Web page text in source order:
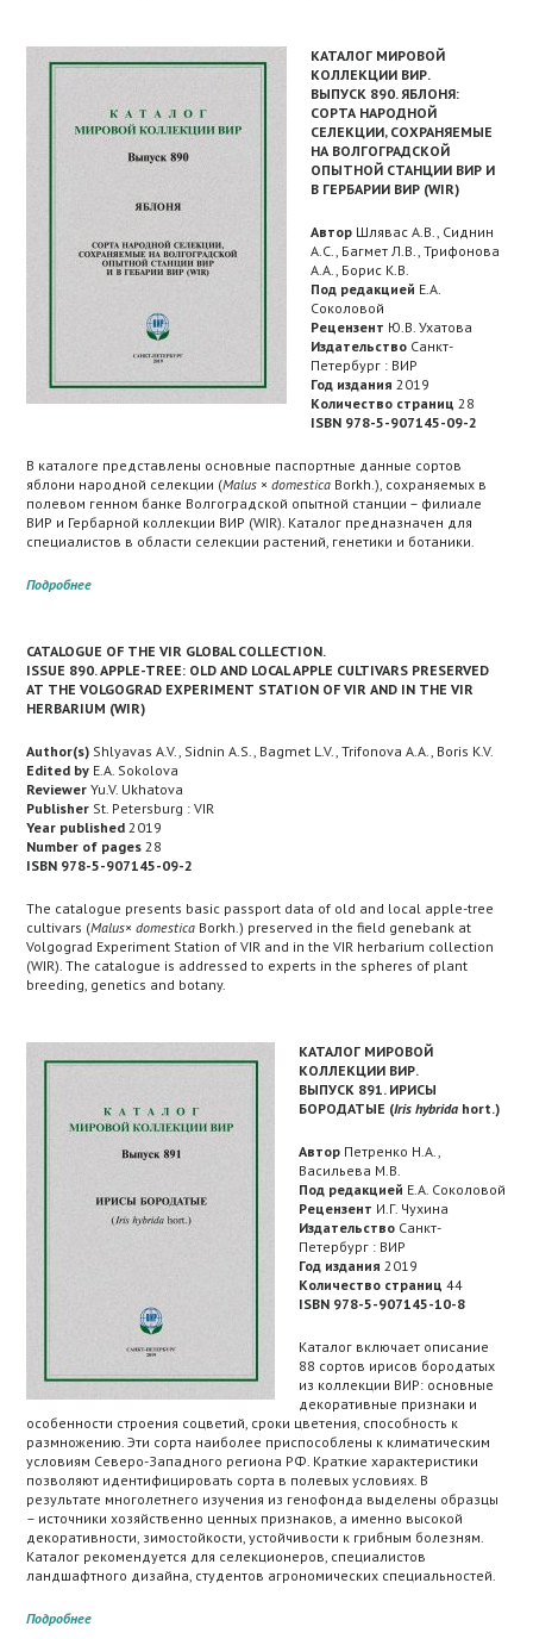
КАТАЛОГ МИРОВОЙ
КОЛЛЕКЦИИ ВИР.
ВЫПУСК 890. ЯБЛОНЯ:
СОРТА НАРОДНОЙ
СЕЛЕКЦИИ, СОХРАНЯЕМЫЕ
НА ВОЛГОГРАДСКОЙ
ОПЫТНОЙ СТАНЦИИ ВИР И
В ГЕРБАРИИ ВИР (WIR)
Автор Шлявас А.В., Сиднин
А.С., Багмет Л.В., Трифoнова
А.А., Борис К.В.
Под редакцией Е.А.
Соколовой
Рецензент Ю.В. Ухатова
Издательство Санкт-
Петербург : ВИР
Год издания 2019
Количество страниц 28
ISBN 978-5-907145-09-2
В каталоге представлены основные паспортные данные сортов
яблони народной селекции (Malus × domestica Borkh.), сохраняемых в
полевом генном банке Волгоградской опытной станции – филиале
ВИР и Гербарной коллекции ВИР (WIR). Каталог предназначен для
специалистов в области селекции растений, генетики и ботаники.
Подробнее
CATALOGUE OF THE VIR GLOBAL COLLECTION.
ISSUE 890. APPLE-TREE: OLD AND LOCAL APPLE CULTIVARS PRESERVED
AT THE VOLGOGRAD EXPERIMENT STATION OF VIR AND IN THE VIR
HERBARIUM (WIR)
Author(s) Shlyavas A.V., Sidnin A.S., Bagmet L.V., Trifonova A.A., Boris K.V.
Edited by E.A. Sokolova
Reviewer Yu.V. Ukhatova
Publisher St. Petersburg : VIR
Year published 2019
Number of pages 28
ISBN 978-5-907145-09-2
The catalogue presents basic passport data of old and local apple-tree
cultivars (Malus×domestica Borkh.) preserved in the field genebank at
Volgograd Experiment Station of VIR and in the VIR herbarium collection
(WIR). The catalogue is addressed to experts in the spheres of plant
breeding, genetics and botany.
КАТАЛОГ МИРОВОЙ
КОЛЛЕКЦИИ ВИР.
ВЫПУСК 891. ИРИСЫ
БОРОДАТЫЕ (Iris hybrida hort.)
Автор Петренко Н.А.,
Васильева М.В.
Под редакцией Е.А. Соколовой
Рецензент И.Г. Чухина
Издательство Санкт-
Петербург : ВИР
Год издания 2019
Количество страниц 44
ISBN 978-5-907145-10-8
Каталог включает описание
88 сортов ирисов бородатых
из коллекции ВИР: основные
декоративные признаки и
особенности строения соцветий, сроки цветения, способность к
размножению. Эти сорта наиболее приспособлены к климатическим
условиям Северо-Западного региона РФ. Краткие характеристики
позволяют идентифицировать сорта в полевых условиях. В
результате многолетнего изучения из генофонда выделены образцы
– источники хозяйственно ценных признаков, а именно высокой
декоративности, зимостойкости, устойчивости к грибным болезням.
Каталог рекомендуется для селекционеров, специалистов
ландшафтного дизайна, студентов агрономических специальностей.
Подробнее